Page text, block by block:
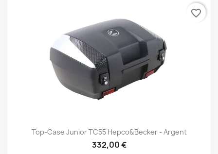
Top-Case Junior TC55 Hepco&Becker - Argent
332,00 €
favorite_border